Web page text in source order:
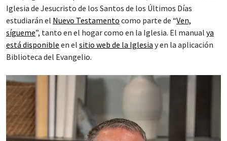
Iglesia de Jesucristo de los Santos de los Últimos Días
estudiarán el Nuevo Testamento como parte de “Ven,
sígueme”, tanto en el hogar como en la Iglesia. El manual ya
está disponible en el sitio web de la Iglesia y en la aplicación
Biblioteca del Evangelio.